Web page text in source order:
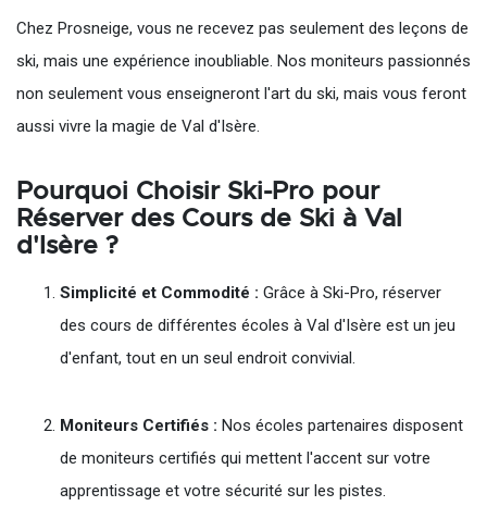
Chez Prosneige, vous ne recevez pas seulement des leçons de
ski, mais une expérience inoubliable. Nos moniteurs passionnés
non seulement vous enseigneront l'art du ski, mais vous feront
aussi vivre la magie de Val d'Isère.
Pourquoi Choisir Ski-Pro pour
Réserver des Cours de Ski à Val
d'Isère ?
Simplicité et Commodité : Grâce à Ski-Pro, réserver
des cours de différentes écoles à Val d'Isère est un jeu
d'enfant, tout en un seul endroit convivial.
Moniteurs Certifiés : Nos écoles partenaires disposent
de moniteurs certifiés qui mettent l'accent sur votre
apprentissage et votre sécurité sur les pistes.